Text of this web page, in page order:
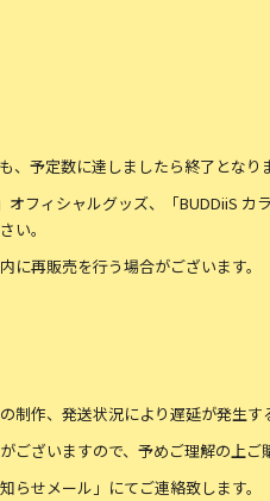
予定数に達しましたら終了となり
フィシャルグッズ、「BUDDiiS
い。
再販売を行う場合がございます。
作、発送状況により遅延が発生す
ざいますので、予めご理解の上ご
せメール」にてご連絡致します。